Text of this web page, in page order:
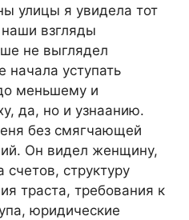
улицы я увидела тот
взгляды
не выглядел
начала уступать
меньшему и
да, но и узнаанию.
без смягчающей
Он видел женщину,
счетов, структуру
траста, требования к
юридические